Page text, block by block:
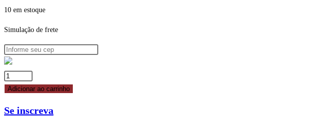
10 em estoque
Simulação de frete
CONFEITO
MIÇANGA
0
Adicionar ao carrinho
Se inscreva